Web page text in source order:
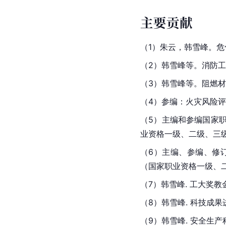
主要贡献
（1） 朱云 ，韩雪峰。
（2）韩雪峰等。消防
（3）韩雪峰等。阻燃
（4）参编：火灾风险
（5）主编和参编国家
业资格一级、二级、三
（6）主编、参编、
（国家职业资格一级、
（7）韩雪峰. 工大奖教
（8）韩雪峰. 科技成果
（9）韩雪峰. 安全生